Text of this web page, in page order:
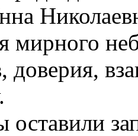
мирного
доверия,